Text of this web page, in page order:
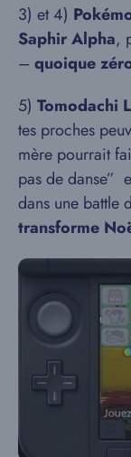
3) et 4)
Saphir Alpha,
– quoique
5) Tomodachi
tes proches
mère pourrait
pas de danse”
dans une battle
transforme